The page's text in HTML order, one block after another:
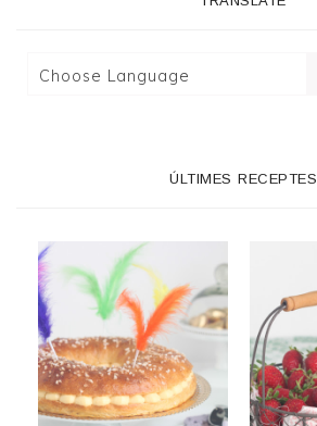
ÚLTIMES RECEPTES